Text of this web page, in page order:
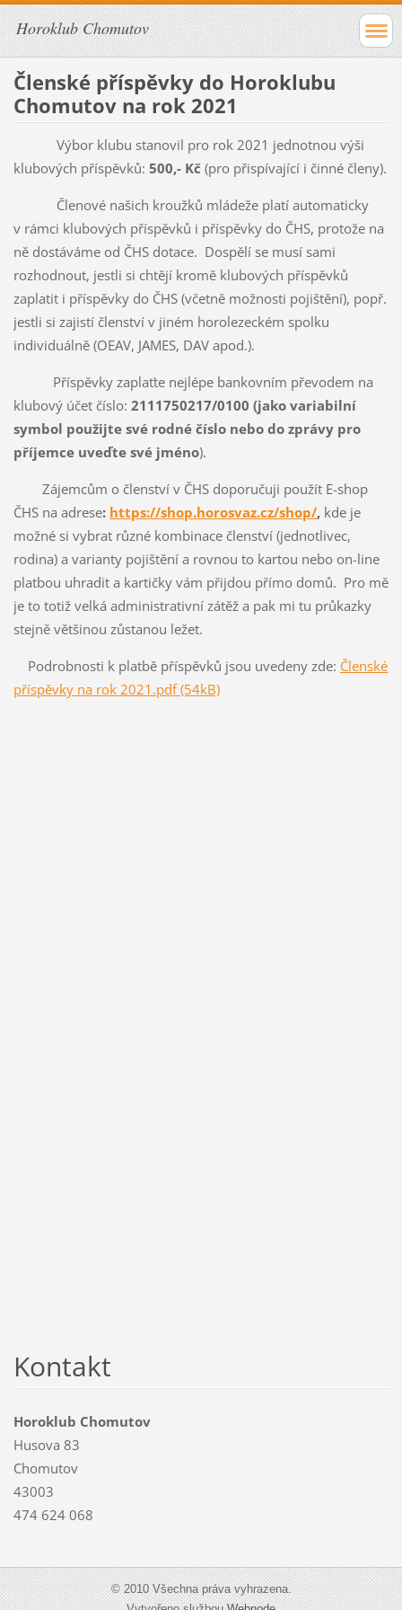
Horoklub Chomutov
Členské příspěvky do Horoklubu
Chomutov na rok 2021
Výbor klubu stanovil pro rok 2021 jednotnou výši
klubových příspěvků: 500,- Kč(pro přispívající i činné členy).
Členové našich kroužků mládeže platí automaticky
v rámci klubových příspěvků i příspěvky do ČHS, protože na
ně dostáváme od ČHS dotace. Dospělí se musí sami
rozhodnout, jestli si chtějí kromě klubových příspěvků
zaplatit i příspěvky do ČHS (včetně možnosti pojištění), popř.
jestli si zajistí členství v jiném horolezeckém spolku
individuálně (OEAV, JAMES, DAV apod.).
Příspěvky zaplaťte nejlépe bankovním převodem na
klubový účet číslo: 2111750217/0100 (jako variabilní
symbol použijte své rodné číslo nebo do zprávy pro
příjemce uveďte své jméno).
Zájemcům o členství v ČHS doporučuji použít E-shop
ČHS na adrese: https://shop.horosvaz.cz/shop/, kde je
možné si vybrat různé kombinace členství (jednotlivec,
rodina) a varianty pojištění a rovnou to kartou nebo on-line
platbou uhradit a kartičky vám přijdou přímo domů. Pro mě
je to totiž velká administrativní zátěž a pak mi tu průkazky
stejně většinou zůstanou ležet.
Podrobnosti k platbě příspěvků jsou uvedeny zde: Členské
příspěvky na rok 2021.pdf (54kB)
Kontakt
Horoklub Chomutov
Husova 83
Chomutov
43003
474 624 068
© 2010 Všechna práva vyhrazena.